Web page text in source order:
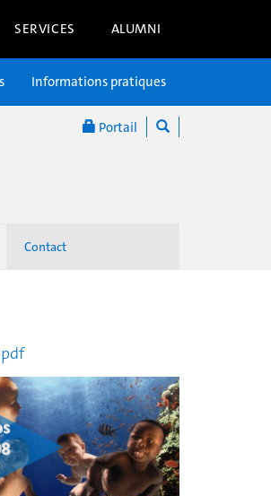
SERVICES ALUMNI
Portail
Informations pratiques
Contact